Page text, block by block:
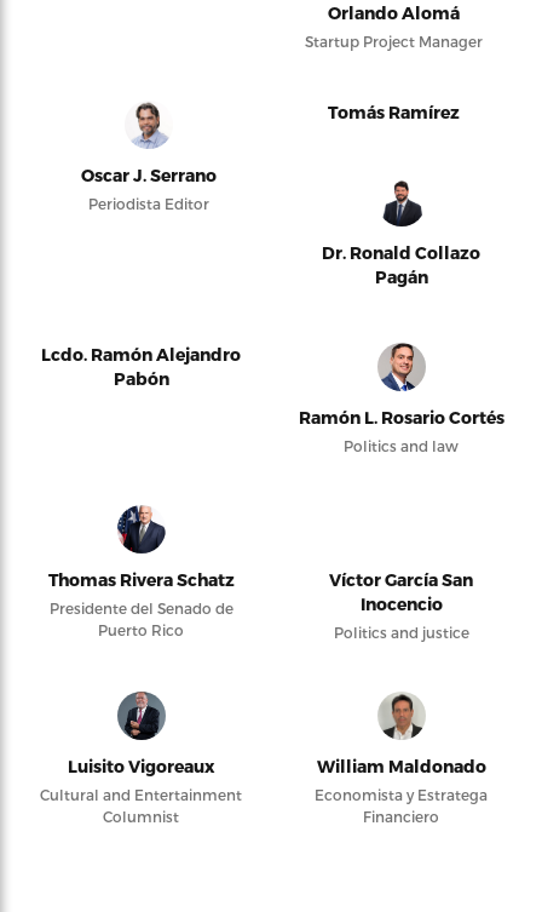
Orlando Alomá
Startup Project Manager
Oscar J. Serrano
Periodista Editor
Tomás Ramírez
Dr. Ronald Collazo
Pagán
Lcdo. Ramón Alejandro
Pabón
Ramón L. Rosario Cortés
Politics and law
Thomas Rivera Schatz
Presidente del Senado de
Puerto Rico
Víctor García San
Inocencio
Politics and justice
Luisito Vigoreaux
Cultural and Entertainment
Columnist
William Maldonado
Economista y Estratega
Financiero